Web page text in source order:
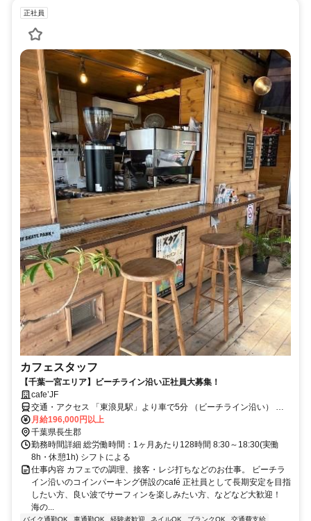
正社員
カフェスタッフ
【千葉一宮エリア】ビーチライン沿い正社員大募集！
cafe’JF
交通・アクセス 「東浪見駅」より車で5分 （ビーチライン沿い） ★
車・バイク・自転車通勤ＯＫ
月給196,000円以上
千葉県長生郡
勤務時間詳細 総労働時間：1ヶ月あたり128時間 8:30～18:30(実働
8h・休憩1h) シフトによる
仕事内容 カフェでの調理、接客・レジ打ちなどのお仕事。 ビーチラ
イン沿いのコインパーキング併設のcafé 正社員として長期安定を目指
したい方、良い波でサーフィンを楽しみたい方、などなど大歓迎！
海の...